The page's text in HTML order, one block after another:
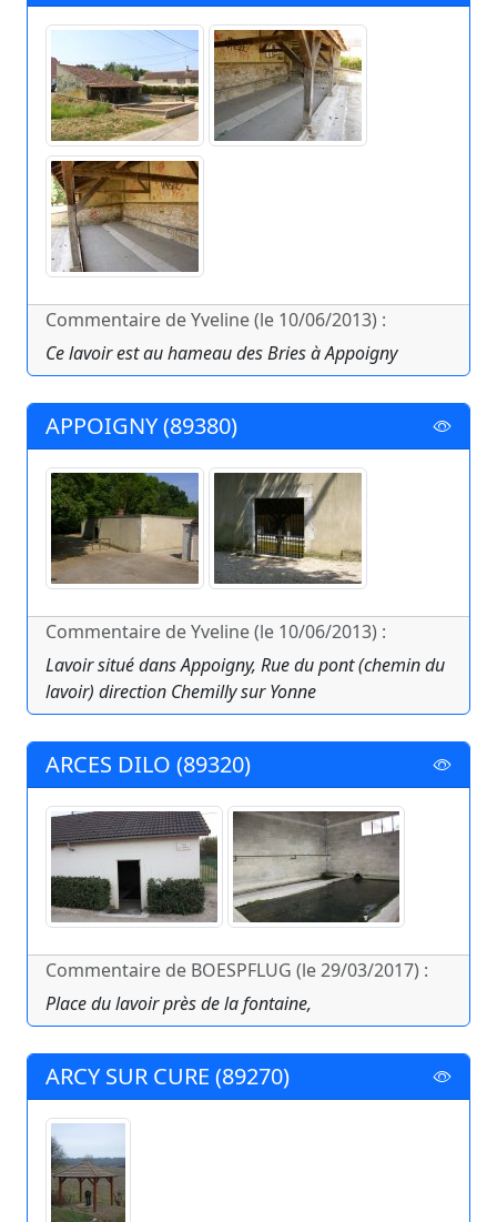
Commentaire de Yveline (le 10/06/2013) :
Ce lavoir est au hameau des Bries à Appoigny
APPOIGNY (89380)
Commentaire de Yveline (le 10/06/2013) :
Lavoir situé dans Appoigny, Rue du pont (chemin du
lavoir) direction Chemilly sur Yonne
ARCES DILO (89320)
Commentaire de BOESPFLUG (le 29/03/2017) :
Place du lavoir près de la fontaine,
ARCY SUR CURE (89270)